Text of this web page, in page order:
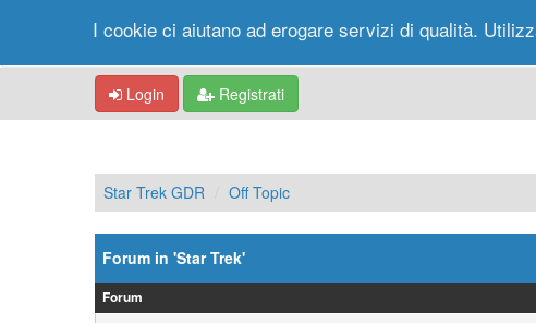
Login Registrati
Star Trek GDR Off Topic
Forum in 'Star Trek'
Forum
I cookie ci aiutano ad erogare servizi di qualità.